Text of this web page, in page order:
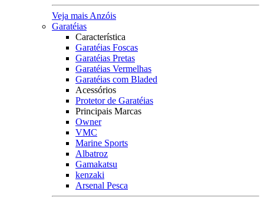
Veja mais Anzóis
Garatéias
Característica
Garatéias Foscas
Garatéias Pretas
Garatéias Vermelhas
Garatéias com Bladed
Acessórios
Protetor de Garatéias
Principais Marcas
Owner
VMC
Marine Sports
Albatroz
Gamakatsu
kenzaki
Arsenal Pesca